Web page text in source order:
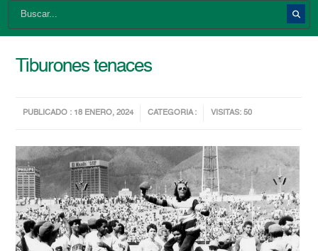
Tiburones tenaces
PUBLICADO : 18 ENERO, 2024 CATEGORIA : VISITAS: 50